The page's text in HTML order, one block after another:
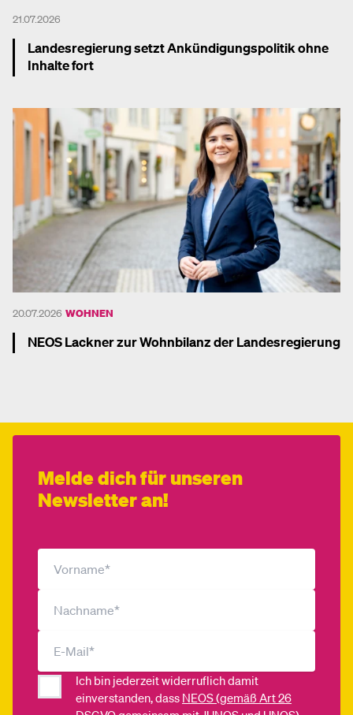
21.07.2026
Landesregierung setzt Ankündigungspolitik ohne
Inhalte fort
20.07.2026 WOHNEN
NEOS Lackner zur Wohnbilanz der Landesregierung
Melde dich für unseren
Newsletter an!
Ich bin jederzeit widerruflich damit
einverstanden, dass NEOS (gemäß Art 26